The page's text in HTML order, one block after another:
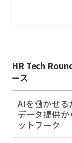
HR Tech
ース
AIを働かせ
データ提供
ットワーク